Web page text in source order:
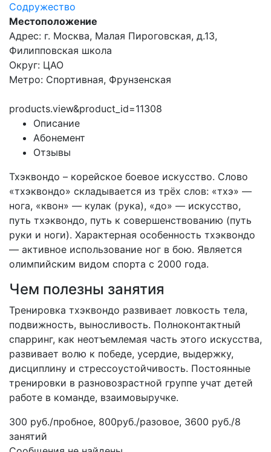
Содружество
Местоположение
Адрес: г. Москва, Малая Пироговская, д.13,
Филипповская школа
Округ: ЦАО
Метро: Спортивная, Фрунзенская
products.view&product_id=11308
Описание
Абонемент
Отзывы
Тхэквондо – корейское боевое искусство. Слово
«тхэквондо» складывается из трёх слов: «тхэ» —
нога, «квон» — кулак (рука), «до» — искусство,
путь тхэквондо, путь к совершенствованию (путь
руки и ноги). Характерная особенность тхэквондо
— активное использование ног в бою. Является
олимпийским видом спорта с 2000 года.
Чем полезны занятия
Тренировка тхэквондо развивает ловкость тела,
подвижность, выносливость. Полноконтактный
спарринг, как неотъемлемая часть этого искусства,
развивает волю к победе, усердие, выдержку,
дисциплину и стрессоустойчивость. Постоянные
тренировки в разновозрастной группе учат детей
работе в команде, взаимовыручке.
300 руб./пробное, 800руб./разовое, 3600 руб./8
занятий